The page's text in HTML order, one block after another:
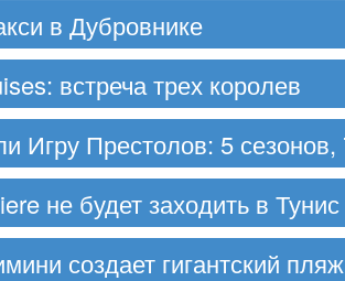
в Дубровнике
встреча трех королев
Игру Престолов: 5 сезонов,
не будет заходить в Тунис
создает гигантский пляж